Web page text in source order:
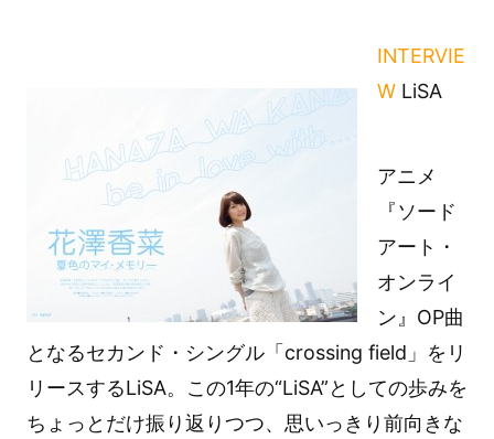
INTERVIE
WLiSA
アニメ
『ソード
アート・
オンライ
ン』OP曲
となるセカンド・シングル「crossing field」をリ
リースするLiSA。この1年の“LiSA”としての歩みを
ちょっとだけ振り返りつつ、思いっきり前向きな